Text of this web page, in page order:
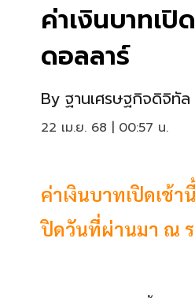
ค่าเงินบาทเ
ดอลลาร์
By ฐานเศรษฐกิจดิจิทัล
22 เม.ย. 68 | 00:57 น.
ค่าเงินบาทเปิดเช้
ปิดวันที่ผ่านมา ณ